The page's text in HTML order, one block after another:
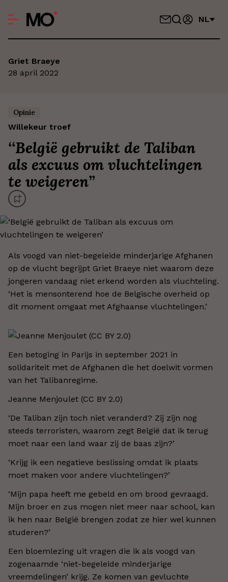
NL
Griet Braeye
28 april 2022
Opinie
Willekeur troef
‘‘België gebruikt de Taliban
als excuus om vluchtelingen
te weigeren’’
Als voogd van niet-begeleide minderjarige Afghanen
op de vlucht begrijpt Griet Braeye niet waarom deze
jongeren vandaag niet erkend worden als vluchteling.
‘Het is mensonterend hoe de Belgische overheid op
dit moment omgaat met Afghaanse vluchtelingen.’
Een betoging in Parijs in september 2021 in
solidariteit met de Afghanen die het doelwit vormen
van het Talibanregime.
Jeanne Menjoulet (CC BY 2.0)
‘De Taliban zijn toch niet veranderd? Zij zijn nog
steeds terroristen, waarom zegt België dat ik terug
moet naar een land waar zij de baas zijn?’
‘Krijg ik een negatieve beslissing omdat ik plaats
moet maken voor andere vluchtelingen?’
‘Mijn papa heeft me gebeld en om brood gevraagd.
Mijn broer en zus mogen niet meer naar school, kan
ik hen naar België brengen zodat ze hier wel kunnen
studeren?’
Een bloemlezing uit vragen die ik als voogd van
zogenaamde ‘niet-begeleide minderjarige
vreemdelingen’ krijg. Ze komen van gevluchte